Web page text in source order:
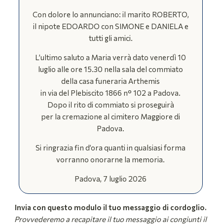
Con dolore lo annunciano: il marito ROBERTO,
il nipote EDOARDO con SIMONE e DANIELA e
tutti gli amici.
L’ultimo saluto a Maria verrà dato venerdì 10
luglio alle ore 15.30 nella sala del commiato
della casa funeraria Arthemis
in via del Plebiscito 1866 n° 102 a Padova.
Dopo il rito di commiato si proseguirà
per la cremazione al cimitero Maggiore di
Padova.
Si ringrazia fin d’ora quanti in qualsiasi forma
vorranno onorarne la memoria.
Padova, 7 luglio 2026
Invia con questo modulo il tuo messaggio di cordoglio.
Provvederemo a recapitare il tuo messaggio ai congiunti il